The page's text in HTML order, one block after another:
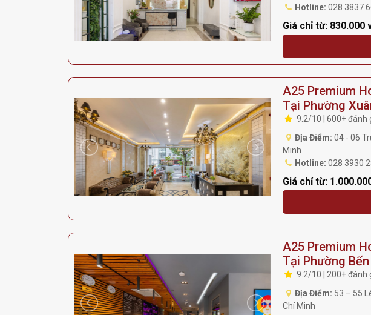
Hotline: 028 3837
Giá chỉ từ: 830.000
A25 Premium
Tại Phường
9.2/10 | 600+ đánh
Địa Điểm: 04 - 06
Minh
Hotline: 028 3930
Giá chỉ từ:
A25 Premium
Tại Phường
9.2/10 | 200+ đánh
Địa Điểm: 53 – 55
Chí Minh